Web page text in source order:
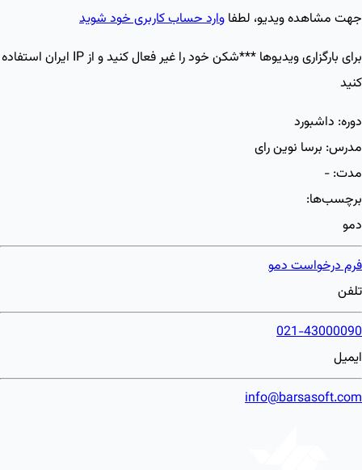
جهت مشاهده ویدیو، لطفا وارد حساب کاربری خود شوید
برای بارگزاری ویدیو‌ها ***شکن خود را غیر فعال کنید و از IP ایران استفاده
کنید
دوره: داشبورد
مدرس: برسا نوین رای
مدت: -
برچسب‌ها:
دمو
فرم درخواست دمو
تلفن
021-43000090
ایمیل
info@barsasoft.com